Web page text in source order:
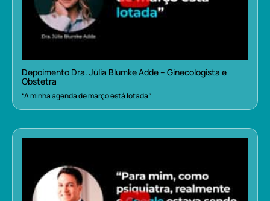
Depoimento Dra. Júlia Blumke Adde – Ginecologista e
Obstetra
“A minha agenda de março está lotada”